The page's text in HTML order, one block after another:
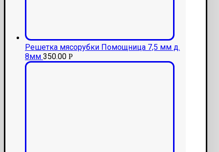
Решетка мясорубки Помощница 7,5 мм д.
8мм 350.00 Р